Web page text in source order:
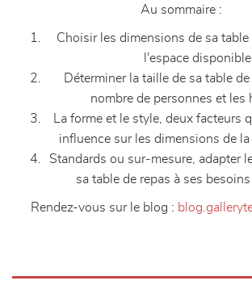
Au sommaire :
Choisir les dimensions de sa table
l'espace disponible
Déterminer la taille de sa table
nombre de personnes et les
La forme et le style, deux facteurs
influence sur les dimensions de la
Standards ou sur-mesure, adapter
sa table de repas à ses
Rendez-vous sur le blog :